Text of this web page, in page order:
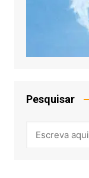
Pesquisar